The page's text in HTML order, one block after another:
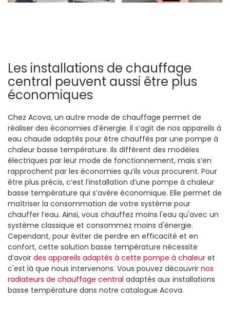
Les installations de chauffage
central peuvent aussi être plus
économiques
Chez Acova, un autre mode de chauffage permet de
réaliser des économies d’énergie. Il s’agit de nos appareils à
eau chaude adaptés pour être chauffés par une pompe à
chaleur basse température. Ils diffèrent des modèles
électriques par leur mode de fonctionnement, mais s’en
rapprochent par les économies qu’ils vous procurent. Pour
être plus précis, c’est l’installation d’une pompe à chaleur
basse température qui s’avère économique. Elle permet de
maîtriser la consommation de votre système pour
chauffer l’eau. Ainsi, vous chauffez moins l'eau qu'avec un
système classique et consommez moins d'énergie.
Cependant, pour éviter de perdre en efficacité et en
confort, cette solution basse température nécessite
d’avoir des appareils adaptés à cette pompe à chaleur et
c'est là que nous intervenons. Vous pouvez découvrir nos
radiateurs de chauffage central adaptés aux installations
basse température dans notre catalogue Acova.